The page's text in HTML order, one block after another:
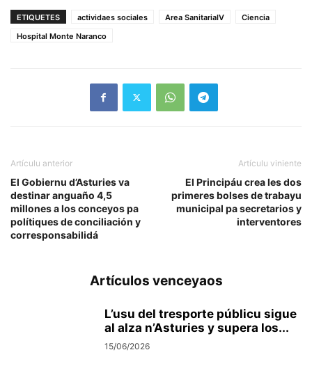
ETIQUETES actividaes sociales Area SanitariaIV
Ciencia
Hospital Monte Naranco
Artículu anterior
El Gobiernu d’Asturies va
destinar anguaño 4,5
millones a los conceyos pa
polítiques de conciliación y
corresponsabilidá
Artículu viniente
El Principáu crea les dos
primeres bolses de trabayu
municipal pa secretarios y
interventores
Artículos venceyaos
L’usu del tresporte públicu sigue
al alza n’Asturies y supera los...
15/06/2026